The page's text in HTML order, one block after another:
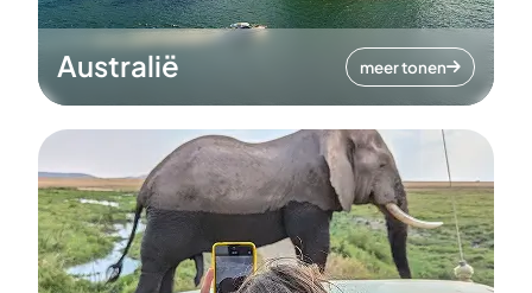
Australië meer tonen